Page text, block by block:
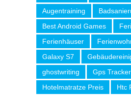
Augentraining
Best Android Games
Ferienhäuser
Galaxy S7
ghostwriting
Gps Tracker
Hotelmatratze Preis
Htc